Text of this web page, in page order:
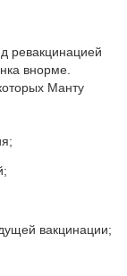
ревакцинацией
внорме.
Манту
вакцинации;